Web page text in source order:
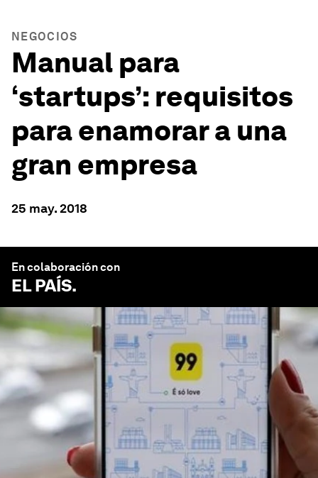
NEGOCIOS
Manual para
‘startups’: requisitos
para enamorar a una
gran empresa
25 may. 2018
En colaboración con
EL PAÍS.